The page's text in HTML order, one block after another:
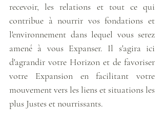
recevoir, les relations et tout ce qui
contribue à nourrir vos fondations et
l'environnement dans lequel vous serez
amené à vous Expanser. Il s'agira ici
d'agrandir votre Horizon et de favoriser
votre Expansion en facilitant votre
mouvement vers les liens et situations les
plus Justes et nourrissants.